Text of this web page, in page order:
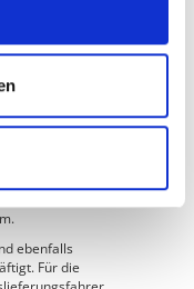
Team
Mensaverein
ebenfalls
Für die